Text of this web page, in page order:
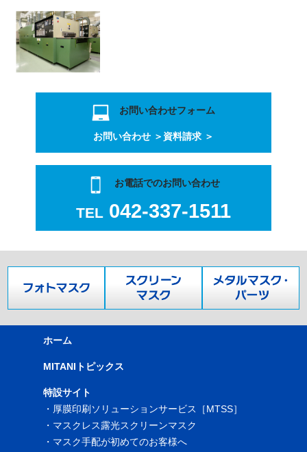
お問い合わせフォーム
お問い合わせ ＞ 資料請求 ＞
お電話でのお問い合わせ
TEL 042-337-1511
ホーム
MITANIトピックス
特設サイト
・ 厚膜印刷ソリューションサービス［MTSS］
・ マスクレス露光スクリーンマスク
・ マスク手配が初めてのお客様へ